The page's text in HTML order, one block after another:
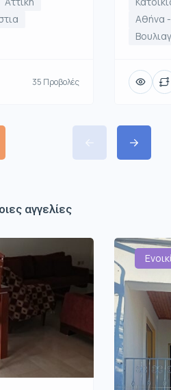
35 Προβολές
Αθήνα
αγγελίες